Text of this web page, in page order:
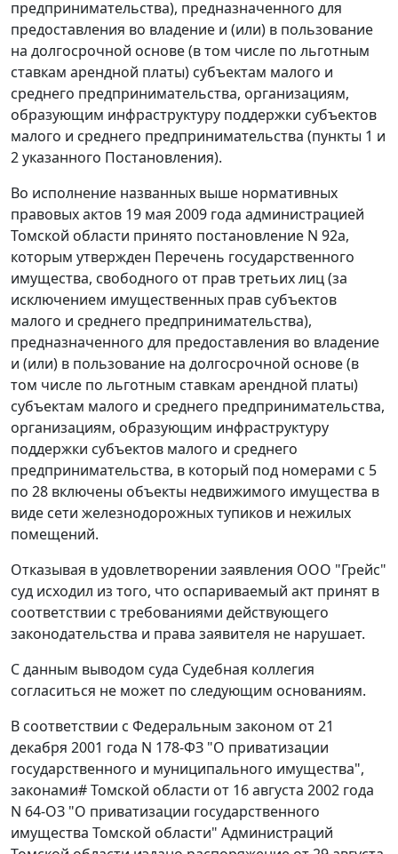
предпринимательства), предназначенного для
предоставления во владение и (или) в пользование
на долгосрочной основе (в том числе по льготным
ставкам арендной платы) субъектам малого и
среднего предпринимательства, организациям,
образующим инфраструктуру поддержки субъектов
малого и среднего предпринимательства (пункты 1 и
2указанного Постановления).
Во исполнение названных выше нормативных
правовых актов 19 мая 2009 года администрацией
Томской области принято постановление N 92а,
которым утвержден Перечень государственного
имущества, свободного от прав третьих лиц (за
исключением имущественных прав субъектов
малого и среднего предпринимательства),
предназначенного для предоставления во владение
и (или) в пользование на долгосрочной основе (в
том числе по льготным ставкам арендной платы)
субъектам малого и среднего предпринимательства,
организациям, образующим инфраструктуру
поддержки субъектов малого и среднего
предпринимательства, в который под номерами с 5
по 28 включены объекты недвижимого имущества в
виде сети железнодорожных тупиков и нежилых
помещений.
Отказывая в удовлетворении заявления ООО "Грейс"
суд исходил из того, что оспариваемый акт принят в
соответствии с требованиями действующего
законодательства и права заявителя не нарушает.
С данным выводом суда Судебная коллегия
согласиться не может по следующим основаниям.
В соответствии с Федеральным законом от 21
декабря 2001 года N 178-ФЗ "О приватизации
государственного и муниципального имущества",
законами#Томской области от 16 августа 2002 года
N 64-ОЗ "О приватизации государственного
имущества Томской области" Администраций